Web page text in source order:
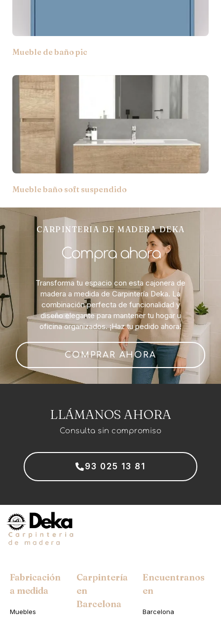
Mueble de baño pic
Mueble baño soft suspendido
CARPINTERIA DE MADERA DEKA
Compra ahora
Transforma tu espacio con esta cajonera de
madera a medida de Carpintería Deka. La
combinación perfecta de funcionalidad y
diseño elegante para mantener tu hogar u
oficina organizados. ¡Haz tu pedido ahora!
COMPRAR AHORA
LLÁMANOS AHORA
Consulta sin compromiso
93 025 13 81
Fabricación
a medida
Muebles
Carpintería
en
Barcelona
Encuentranos
en
Barcelona